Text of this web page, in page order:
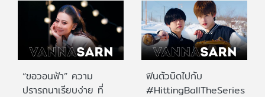
“ขอวอนฟ้า” ความ
ปรารถนาเรียบง่าย ที่
ฟินตัวบิดไปกับ
#HittingBallTheSeries